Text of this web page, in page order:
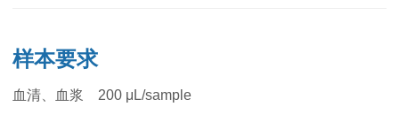
样本要求
血清、血浆 200 μL/sample